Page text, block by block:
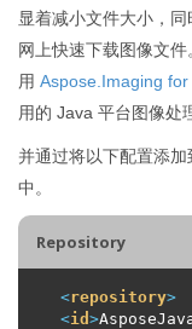
显着减小文件大小，
网上快速下载图像文
用 Aspose.Imaging for
用的 Java 平台图像处
并通过将以下配置添
中。
Repository
<repository>
<id >